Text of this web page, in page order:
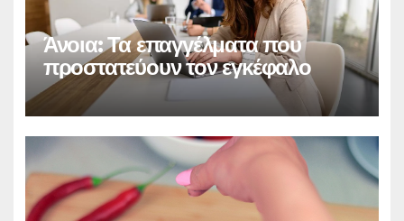
Άνοια: Τα επαγγέλματα που
προστατεύουν τον εγκέφαλο